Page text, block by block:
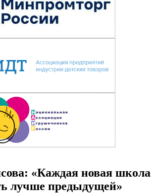
«Каждая новая школа
лучше предыдущей»